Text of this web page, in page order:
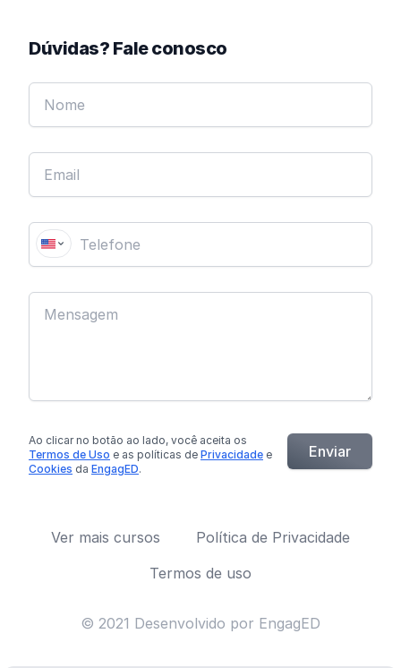
Dúvidas? Fale conosco
Ao clicar no botão ao lado, você aceita os
Termos de Uso e as políticas de Privacidade e
Cookies da EngagED.
Enviar
Ver mais cursos
Política de Privacidade
Termos de uso
© 2021 Desenvolvido por EngagED